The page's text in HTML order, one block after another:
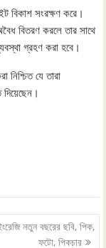
বিকাশ সংরক্ষণ করে।
বিতরণ করলে তার সাথে
গ্রহণ করা হবে।
যে তারা
নতুন বছরের ছবি, পিক,
ফটো, পিকচার